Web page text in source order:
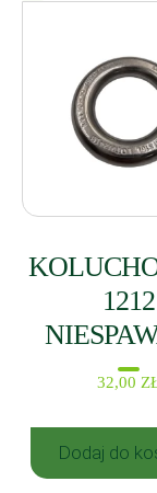
1212
32,00
Dodaj do